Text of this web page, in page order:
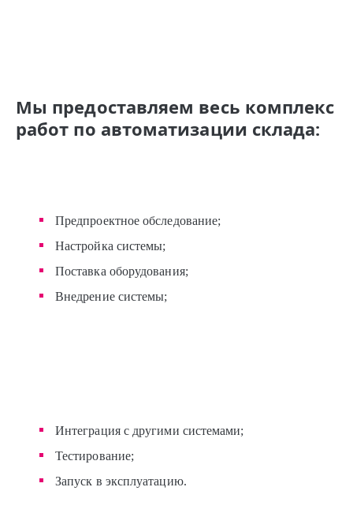
Мы предоставляем весь комплекс
работ по автоматизации склада:
Предпроектное обследование;
Настройка системы;
Поставка оборудования;
Внедрение системы;
Интеграция с другими системами;
Теcтирование;
Запуск в эксплуатацию.